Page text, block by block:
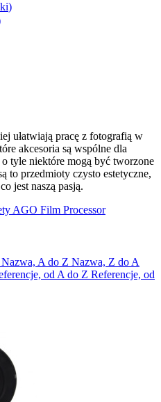
)
ułatwiają pracę z fotografią w
akcesoria są wspólne dla
tyle niektóre mogą być tworzone
to przedmioty czysto estetyczne,
jest naszą pasją.
AGO Film Processor
Nazwa, A do Z Nazwa, Z do A
od A do Z Referencje, od